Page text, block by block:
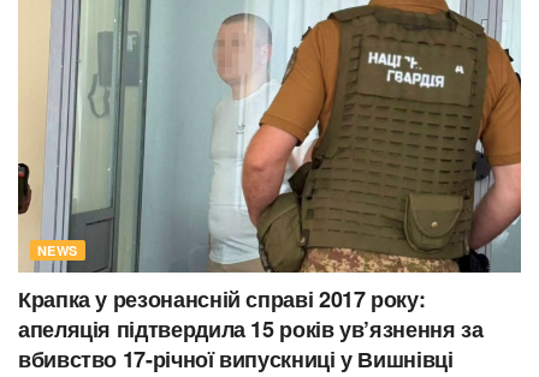
NEWS
Крапка у резонансній справі 2017 року:
апеляція підтвердила 15 років ув’язнення за
вбивство 17-річної випускниці у Вишнівці